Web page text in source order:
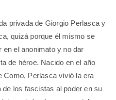
privada de Giorgio Perlasca y
quizá porque él mismo se
el anonimato y no dar
de héroe. Nacido en el año
Como, Perlasca vivió la era
de los fascistas al poder en su